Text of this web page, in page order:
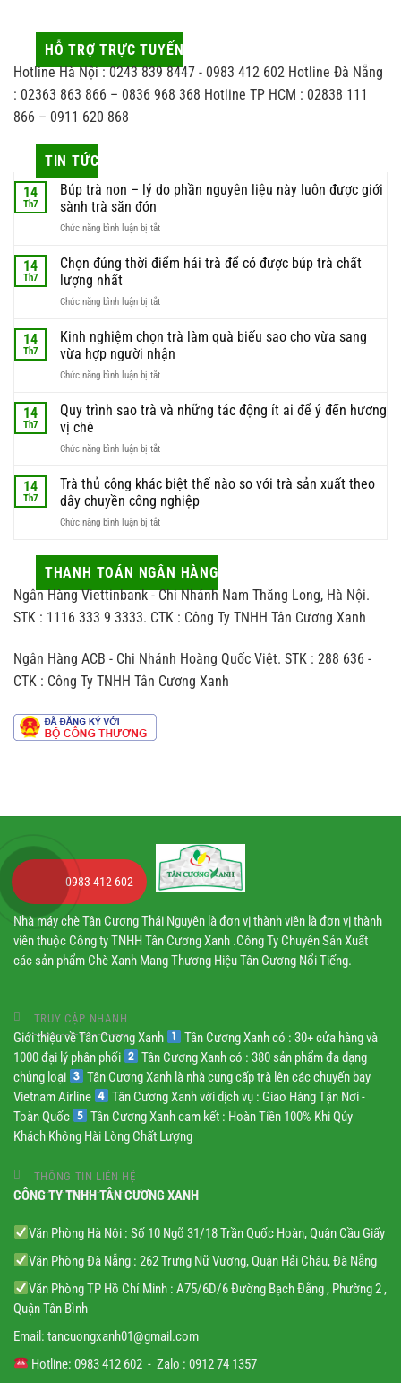
HỖ TRỢ TRỰC TUYẾN
Hotline Hà Nội : 0243 839 8447 - 0983 412 602 Hotline Đà Nẵng
: 02363 863 866 – 0836 968 368 Hotline TP HCM : 02838 111
866 – 0911 620 868
TIN TỨC
14
Th7
Búp trà non – lý do phần nguyên liệu này luôn được giới
sành trà săn đón
Chức năng bình luận bị tắtở
trà
lý
phần
nguyên
liệu
này
được
đón
14
Th7
Chọn đúng thời điểm hái trà để có được búp trà chất
lượng nhất
Chức năng bình luận bị tắtở
đúng
thời
điểm
hái
để
búp
chất
lượng
14
Th7
Kinh nghiệm chọn trà làm quà biếu sao cho vừa sang
vừa hợp người nhận
Chức năng bình luận bị tắtở
nghiệm
làm
biếu
sao
cho
vừa
vừa
hợp
người
nhận
14
Th7
Quy trình sao trà và những tác động ít ai để ý đến hương
vị chè
Chức năng bình luận bị tắtở
trình
trà
và
tác
động
ai
để
hương
vị
14
Th7
Trà thủ công khác biệt thế nào so với trà sản xuất theo
dây chuyền công nghiệp
Chức năng bình luận bị tắtở
công
biệt
thế
với
trà
sản
THANH TOÁN NGÂN HÀNG
Ngân Hàng Viettinbank - Chi Nhánh Nam Thăng Long, Hà Nội.
STK : 1116 333 9 3333. CTK : Công Ty TNHH Tân Cương Xanh
Ngân Hàng ACB - Chi Nhánh Hoàng Quốc Việt. STK : 288 636 -
CTK : Công Ty TNHH Tân Cương Xanh
Nhà máy chè Tân Cương Thái Nguyên là đơn vị thành viên là đơn vị thành
viên thuộc Công ty TNHH Tân Cương Xanh .Công Ty Chuyên Sản Xuất
các sản phẩm Chè Xanh Mang Thương Hiệu Tân Cương Nổi Tiếng.
TRUY CẬP NHANH
Giới thiệu về Tân Cương Xanh
Tân Cương Xanh có : 30+ cửa hàng và
1000 đại lý phân phối
Tân Cương Xanh có : 380 sản phẩm đa dạng
chủng loại
Tân Cương Xanh là nhà cung cấp trà lên các chuyến bay
Vietnam Airline
Tân Cương Xanh với dịch vụ : Giao Hàng Tận Nơi -
Toàn Quốc
Tân Cương Xanh cam kết : Hoàn Tiền 100% Khi Qúy
Khách Không Hài Lòng Chất Lượng
THÔNG TIN LIÊN HỆ
CÔNG TY TNHH TÂN CƯƠNG XANH
Văn Phòng Hà Nội : Số 10 Ngõ 31/18 Trần Quốc Hoàn, Quận Cầu Giấy
Văn Phòng Đà Nẵng : 262 Trưng Nữ Vương, Quận Hải Châu, Đà Nẵng
Văn Phòng TP Hồ Chí Minh : A75/6D/6 Đường Bạch Đằng , Phường 2 ,
Quận Tân Bình
Email: tancuongxanh01@gmail.com
Hotline: 0983 412 602 - Zalo : 0912 74 1357
0983 412 602